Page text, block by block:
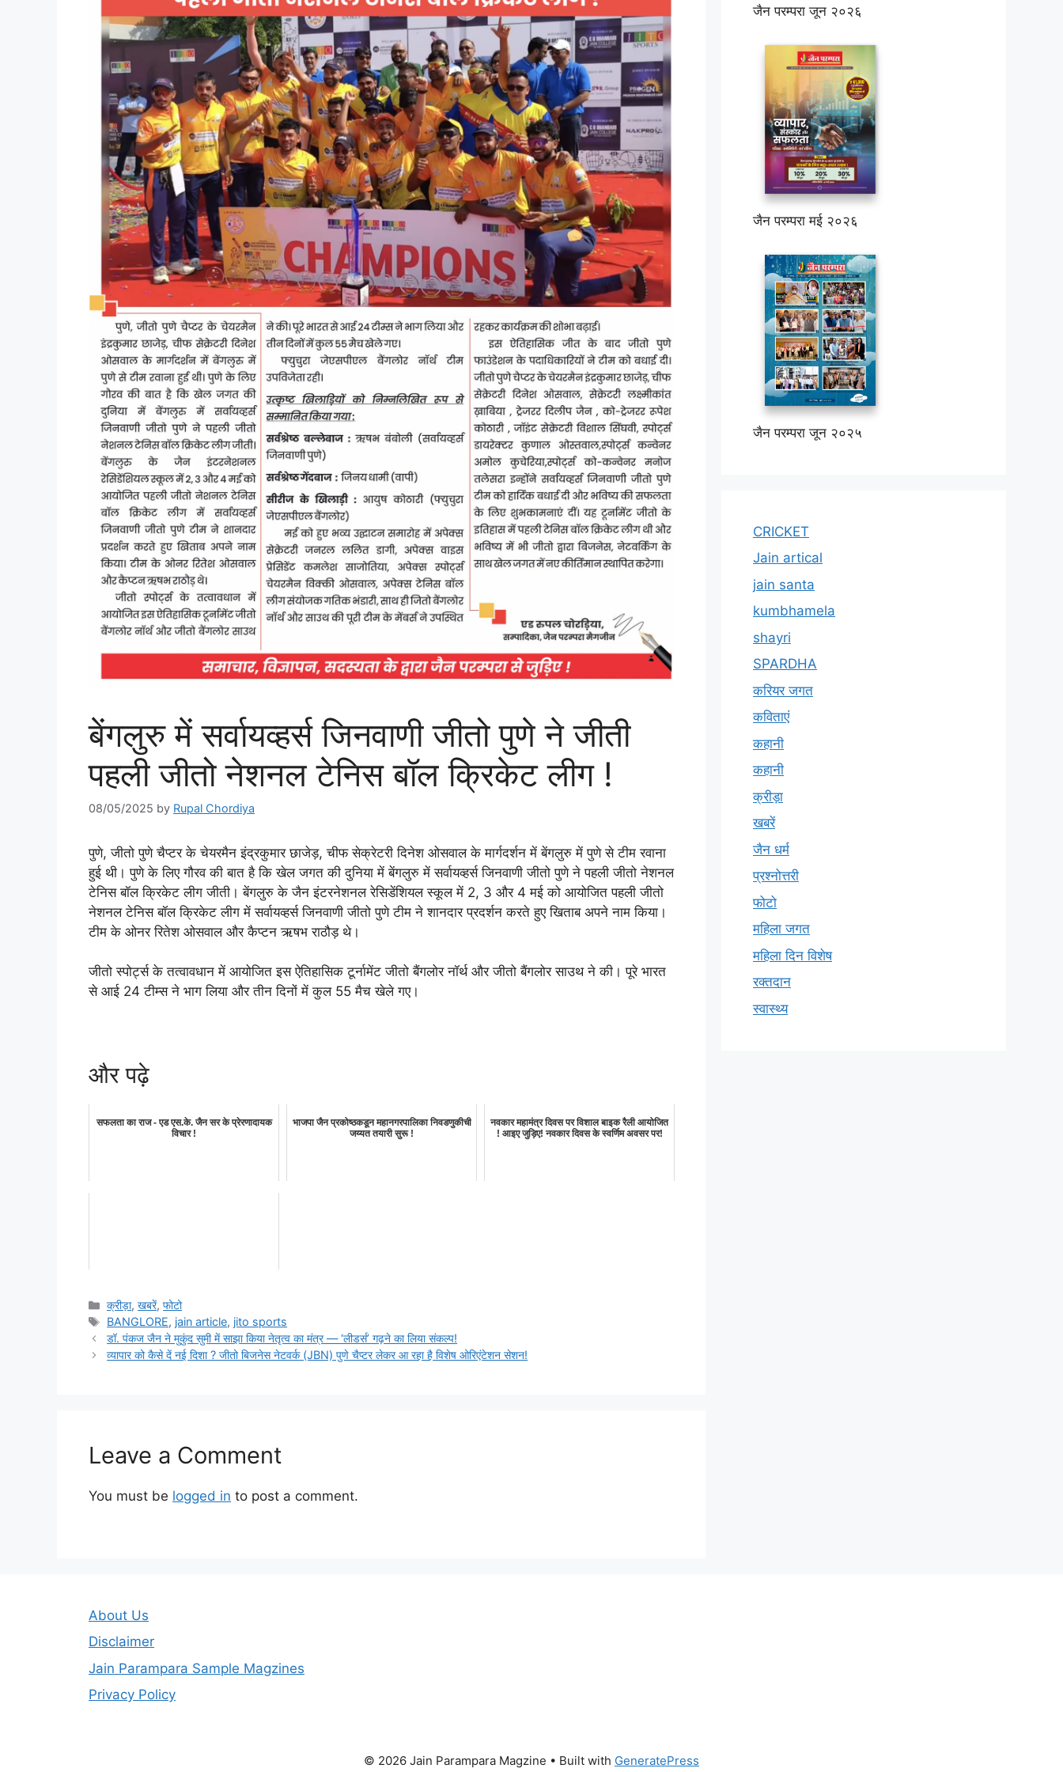
बेंगलुरु में सर्वायव्हर्स जिनवाणी जीतो पुणे ने जीती
पहली जीतो नेशनल टेनिस बॉल क्रिकेट लीग !
08/05/2025 by Rupal Chordiya
पुणे, जीतो पुणे चैप्टर के चेयरमैन इंद्रकुमार छाजेड़, चीफ सेक्रेटरी दिनेश ओसवाल के मार्गदर्शन में बेंगलुरु में पुणे से टीम रवाना
हुई थी। पुणे के लिए गौरव की बात है कि खेल जगत की दुनिया में बेंगलुरु में सर्वायव्हर्स जिनवाणी जीतो पुणे ने पहली जीतो नेशनल
टेनिस बॉल क्रिकेट लीग जीती। बेंगलुरु के जैन इंटरनेशनल रेसिडेंशियल स्कूल में 2, 3 और 4 मई को आयोजित पहली जीतो
नेशनल टेनिस बॉल क्रिकेट लीग में सर्वायव्हर्स जिनवाणी जीतो पुणे टीम ने शानदार प्रदर्शन करते हुए खिताब अपने नाम किया।
टीम के ओनर रितेश ओसवाल और कैप्टन ऋषभ राठौड़ थे।
जीतो स्पोर्ट्स के तत्वावधान में आयोजित इस ऐतिहासिक टूर्नामेंट जीतो बैंगलोर नॉर्थ और जीतो बैंगलोर साउथ ने की। पूरे भारत
से आई 24 टीम्स ने भाग लिया और तीन दिनों में कुल 55 मैच खेले गए।
और पढ़े
सफलता का राज - एड एस.के. जैन सर के प्रेरणादायक
विचार !
भाजपा जैन प्रकोष्ठकडून महानगरपालिका निवडणुकीची
जय्यत तयारी सुरू !
नवकार महामंत्र दिवस पर विशाल बाइक रैली आयोजित
! आइए जुड़िए! नवकार दिवस के स्वर्णिम अवसर पर!
Categories
क्रीड़ा,खबरें,फोटो
Tags
BANGLORE, jain article, jito sports
डॉ. पंकज जैन ने मुकुंद सुमी में साझा किया नेतृत्व का मंत्र — ‘लीडर्स’ गढ़ने का लिया संकल्प!
व्यापार को कैसे दें नई दिशा ? जीतो बिजनेस नेटवर्क (JBN) पुणे चैप्टर लेकर आ रहा है विशेष ओरिएंटेशन सेशन!
Leave a Comment
You must be logged in to post a comment.
जैन परम्परा जून २०२६
जैन परम्परा मई २०२६
जैन परम्परा जून २०२५
CRICKET
Jain artical
jain santa
kumbhamela
shayri
SPARDHA
करियर जगत
कविताएं
कहानी
कहानी
क्रीड़ा
खबरें
जैन धर्म
प्रश्नोत्तरी
फोटो
महिला जगत
महिला दिन विशेष
रक्तदान
स्वास्थ्य
About Us
Disclaimer
Jain Parampara Sample Magzines
Privacy Policy
© 2026 Jain Parampara Magzine • Built with GeneratePress